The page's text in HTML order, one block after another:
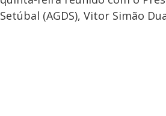
Setúbal (AGDS), Vitor Simão